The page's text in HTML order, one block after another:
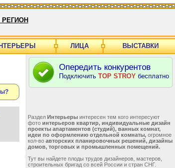
ЛИЦА ВЫСТАВКИ
Опередить конкурентов
Подключить TOP STROY бесплатно
Раздел Интерьеры интересен тем кого интересуют
фото интерьеров квартир, индивидуальные дизайн
проекты апартаментов (студий), ванных комнат,
идеи по оформлению отдельной комнаты, огромное
кол-во авторских планировочных решений, дизайны
домов, торговых и промышленных помещений.
Тут вы найдете плоды трудов дизайнеров, мастеров,
строительных бригад со всей России и стран СНГ.